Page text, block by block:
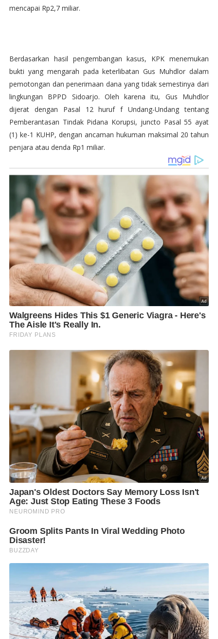
mencapai Rp2,7 miliar.
Berdasarkan hasil pengembangan kasus, KPK menemukan
bukti yang mengarah pada keterlibatan Gus Muhdlor dalam
pemotongan dan penerimaan dana yang tidak semestinya dari
lingkungan BPPD Sidoarjo. Oleh karena itu, Gus Muhdlor
dijerat dengan Pasal 12 huruf f Undang-Undang tentang
Pemberantasan Tindak Pidana Korupsi, juncto Pasal 55 ayat
(1) ke-1 KUHP, dengan ancaman hukuman maksimal 20 tahun
penjara atau denda Rp1 miliar.